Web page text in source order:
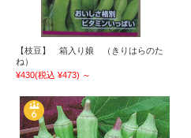
【枝豆】 箱入り娘 （きりはらのた
ね）
¥430(税込 ¥473) ～